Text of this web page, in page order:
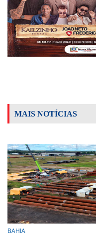
MAIS NOTÍCIAS
BAHIA